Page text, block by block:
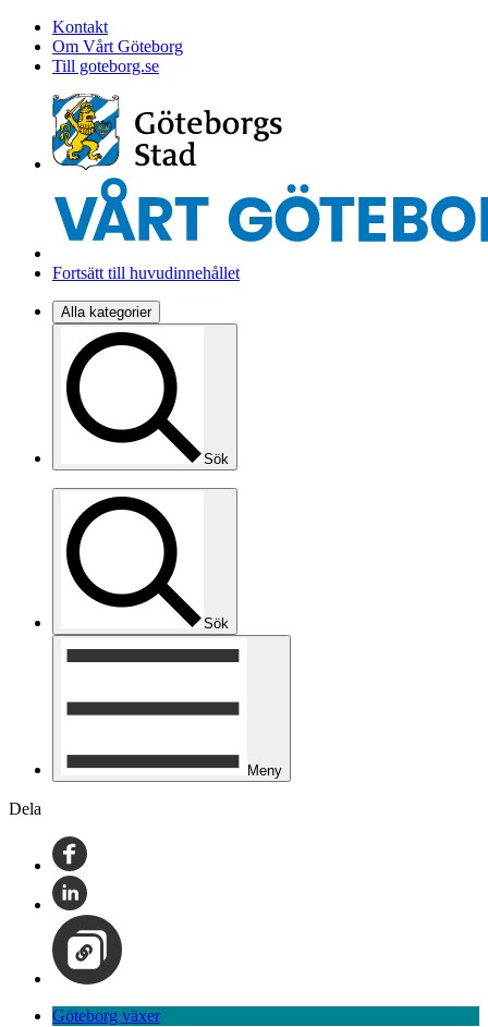
Kontakt
Om Vårt Göteborg
Till goteborg.se
Fortsätt till huvudinnehållet
Alla kategorier
Sök
Sök
Meny
Dela
Göteborg växer